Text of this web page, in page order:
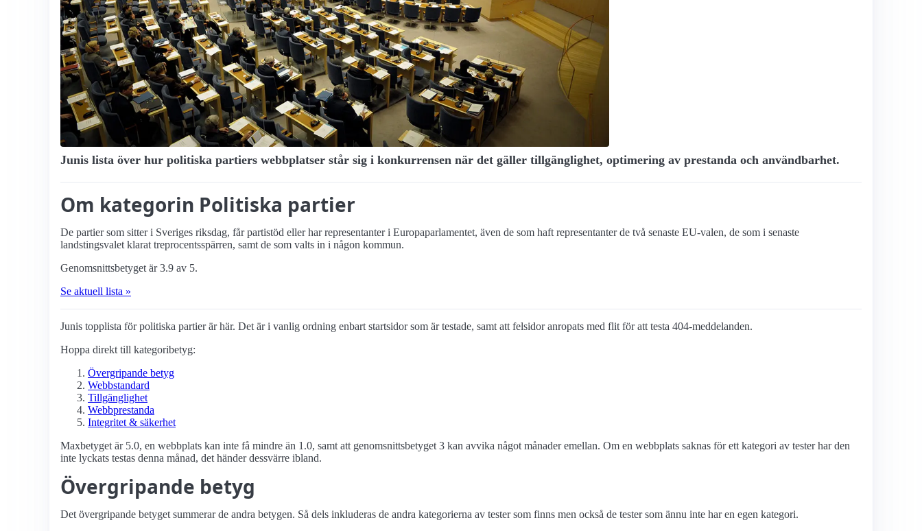
Junis lista över hur politiska partiers webbplatser står sig i konkurrensen när det gäller tillgänglighet, optimering av prestanda och användbarhet.
Om kategorin Politiska partier
De partier som sitter i Sveriges riksdag, får partistöd eller har representanter i Europa­parlamentet, även de som haft representanter de två senaste EU-valen, de som i senaste
landstingsvalet klarat treprocents­spärren, samt de som valts in i någon kommun.
Genomsnittsbetyget är 3.9 av 5.
Se aktuell lista »
Junis topplista för politiska partier är här. Det är i vanlig ordning enbart startsidor som är testade, samt att felsidor anropats med flit för att testa 404-meddelanden.
Hoppa direkt till kategoribetyg:
Övergripande betyg
Webbstandard
Tillgänglighet
Webbprestanda
Integritet & säkerhet
Maxbetyget är 5.0, en webbplats kan inte få mindre än 1.0, samt att genomsnittsbetyget 3 kan avvika något månader emellan. Om en webbplats saknas för ett kategori av tester har den
inte lyckats testas denna månad, det händer dessvärre ibland.
Övergripande betyg
Det övergripande betyget summerar de andra betygen. Så dels inkluderas de andra kategorierna av tester som finns men också de tester som ännu inte har en egen kategori.